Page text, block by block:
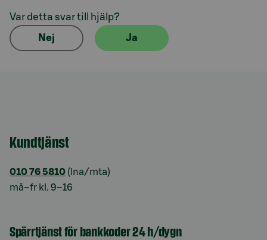
Var detta svar till hjälp?
Nej Ja
Kundtjänst
010 76 5810 (lna/mta)
må–fr kl. 9–16
Spärrtjänst för bankkoder 24 h/dygn